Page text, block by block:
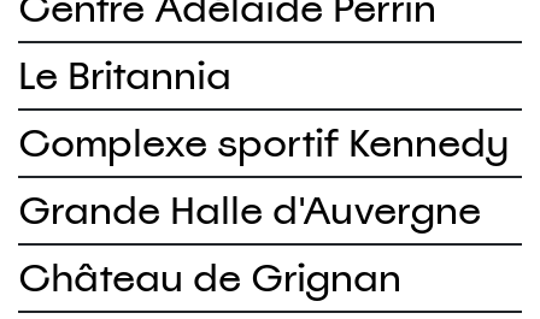
Le Britannia
Complexe sportif Kennedy
Grande Halle d'Auvergne
Château de Grignan